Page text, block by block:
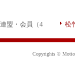
盟・会員（4
松
Copyrights ©